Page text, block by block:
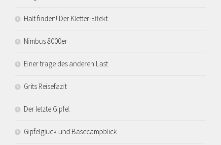
Halt finden! Der Kletter-Effekt.
Nimbus 8000er
Einer trage des anderen Last
Grits Reisefazit
Der letzte Gipfel
Gipfelglück und Basecampblick